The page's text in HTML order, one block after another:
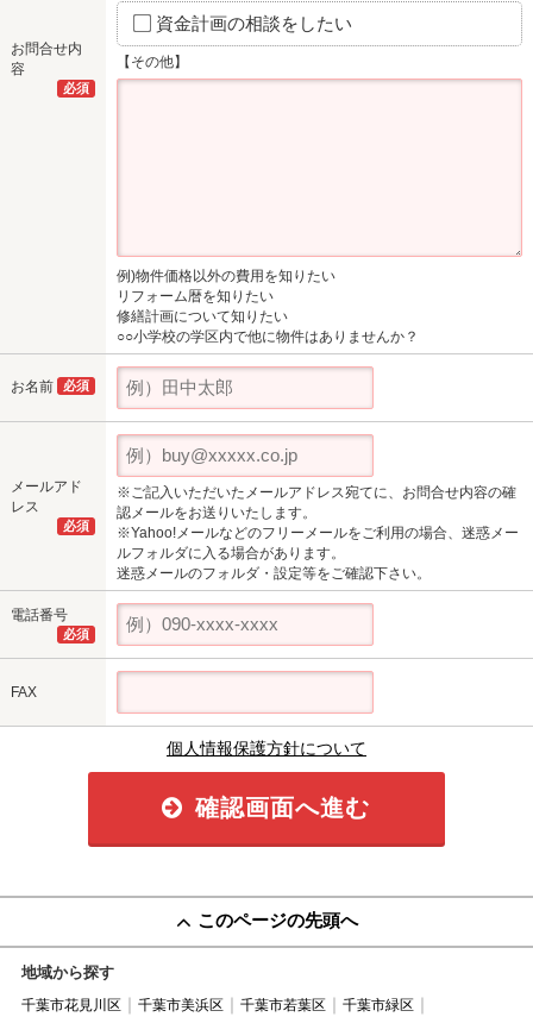
お問合せ内
容
必須
資金計画の相談をしたい
【その他】
例)物件価格以外の費用を知りたい
リフォーム暦を知りたい
修繕計画について知りたい
○○小学校の学区内で他に物件はありませんか？
お名前 必須
メールアド
レス
必須
※ご記入いただいたメールアドレス宛てに、お問合せ内容の確
認メールをお送りいたします。
※Yahoo!メールなどのフリーメールをご利用の場合、迷惑メー
ルフォルダに入る場合があります。
迷惑メールのフォルダ・設定等をご確認下さい。
電話番号
必須
FAX
個人情報保護方針について
確認画面へ進む
このページの先頭へ
地域から探す
千葉市花見川区 千葉市美浜区 千葉市若葉区
千葉市緑区